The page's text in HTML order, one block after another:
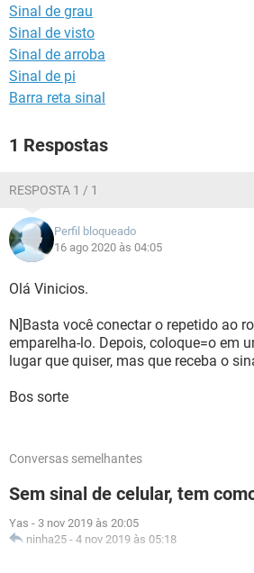
Sinal de grau
Sinal de visto
Sinal de arroba
Sinal de pi
Barra reta sinal
1 Respostas
RESPOSTA 1 / 1
Perfil bloqueado
16 ago 2020 às 04:05
Olá Vinicios.
N]Basta você conectar o repetido ao
emparelha-lo. Depois, coloque=o em
lugar que quiser, mas que receba o
Bos sorte
Conversas semelhantes
Sem sinal de celular, tem
Yas - 3 nov 2019 às 20:05
ninha25 - 4 nov 2019 às 05:18